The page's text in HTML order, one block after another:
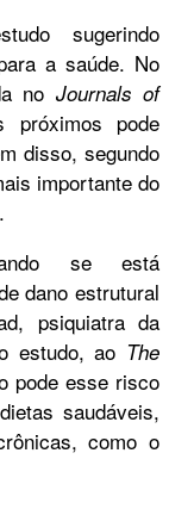
sugerindo
a saúde. No
no Journals of
próximos pode
disso, segundo
importante do
se está
dano estrutural
psiquiatra da
estudo, ao The
pode esse risco
saudáveis,
como o